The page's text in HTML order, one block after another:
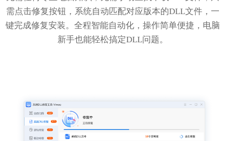
需点击修复按钮，系统自动匹配对应版本的DLL文件，一
键完成修复安装。全程智能自动化，操作简单便捷，电脑
新手也能轻松搞定DLL问题。